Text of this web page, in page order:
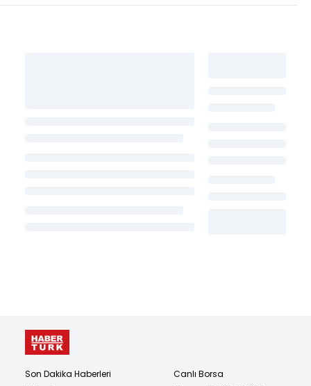
Son Dakika Haberleri
Canlı Borsa